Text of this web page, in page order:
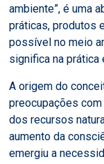
ambiente”, é uma
práticas, produtos
possível no meio
significa na
A origem do
preocupações
dos recursos
aumento da
emergiu a